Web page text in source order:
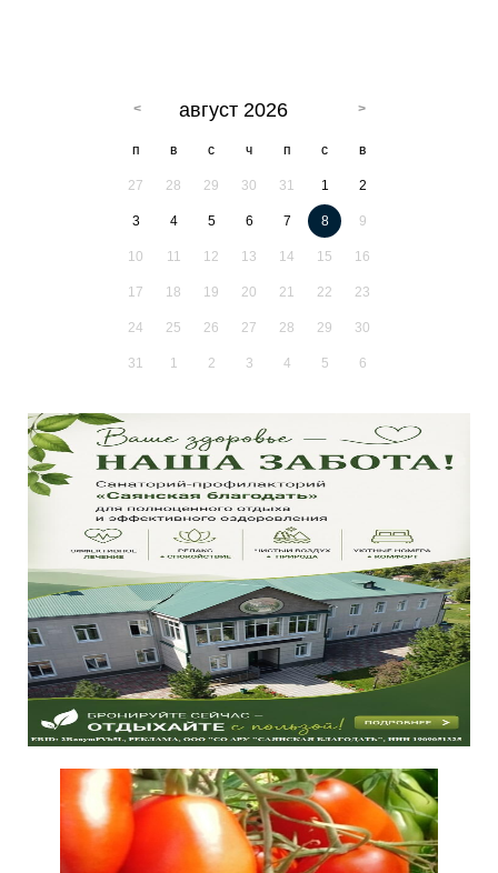
август 2026
п в с ч п с в
27 28 29 30 31 1 2
3 4 5 6 7 8 9
10 11 12 13 14 15 16
17 18 19 20 21 22 23
24 25 26 27 28 29 30
31 1 2 3 4 5 6